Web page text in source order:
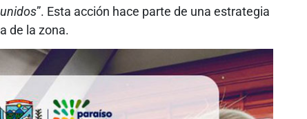
”. Esta acción hace parte de una estrategia
de la zona.